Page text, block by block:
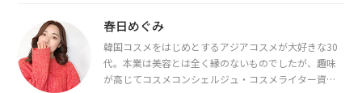
春日めぐみ
韓国コスメをはじめとするアジアコスメが大好きな30
代。本業は美容とは全く縁のないものでしたが、趣味
が高じてコスメコンシェルジュ・コスメライター資格